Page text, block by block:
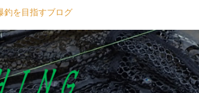
釣を目指すブログ